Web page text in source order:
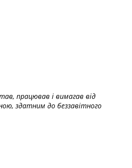
працював і вимагав від
здатним до беззавітного